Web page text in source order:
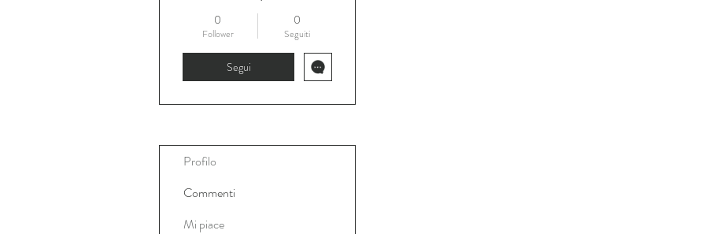
0
Follower
0
Seguiti
Segui
Profilo
Commenti
Mi piace